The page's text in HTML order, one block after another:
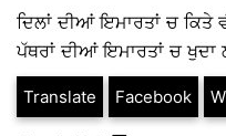
ਦਿਲਾਂ ਦੀਆਂ ਇਮਾਰਤਾਂ ਚ ਕਿਤੇ
ਪੱਥਰਾਂ ਦੀਆਂ ਇਮਾਰਤਾਂ ਚ
Translate Facebook